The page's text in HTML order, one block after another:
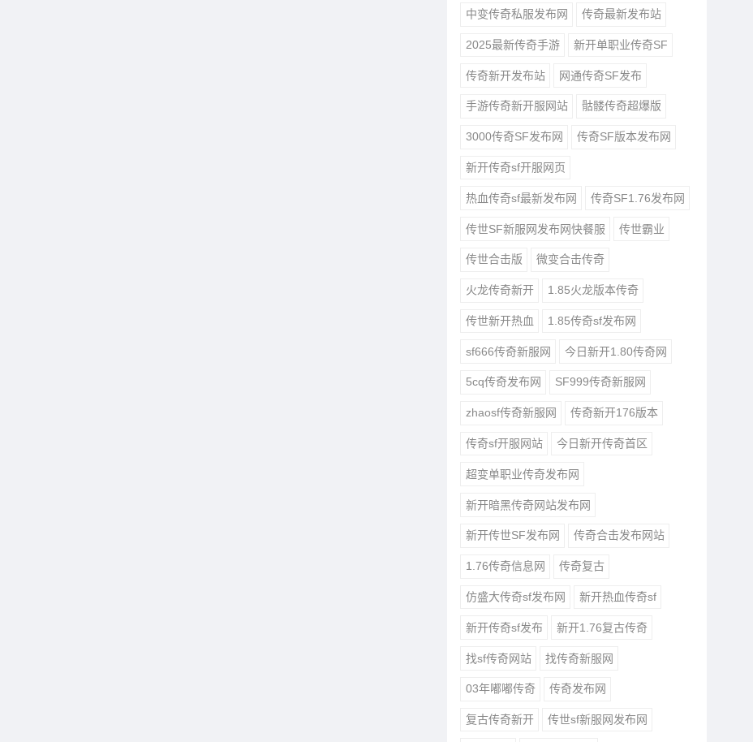
中变传奇私服发布网 传奇最新发布站
2025最新传奇手游 新开单职业传奇SF
传奇新开发布站 网通传奇SF发布
手游传奇新开服网站 骷髅传奇超爆版
3000传奇SF发布网 传奇SF版本发布网
新开传奇sf开服网页
热血传奇sf最新发布网 传奇SF1.76发布网
传世SF新服网发布网快餐服 传世霸业
传世合击版 微变合击传奇
火龙传奇新开 1.85火龙版本传奇
传世新开热血 1.85传奇sf发布网
sf666传奇新服网 今日新开1.80传奇网
5cq传奇发布网 SF999传奇新服网
zhaosf传奇新服网 传奇新开176版本
传奇sf开服网站 今日新开传奇首区
超变单职业传奇发布网
新开暗黑传奇网站发布网
新开传世SF发布网 传奇合击发布网站
1.76传奇信息网 传奇复古
仿盛大传奇sf发布网 新开热血传奇sf
新开传奇sf发布 新开1.76复古传奇
找sf传奇网站 找传奇新服网
03年嘟嘟传奇 传奇发布网
复古传奇新开 传世sf新服网发布网